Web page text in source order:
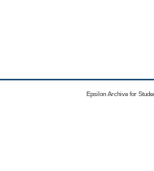
Epsilon Archive for